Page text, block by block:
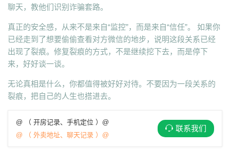
聊天，教他们识别诈骗套路。
真正的安全感，从来不是来自“监控”，而是来自“信任”。 如果你
已经走到了想要偷偷查看对方微信的地步，说明这段关系已经
出现了裂痕。修复裂痕的方式，不是继续挖下去，而是停下
来，好好谈一谈。
无论真相是什么，你都值得被好好对待。不要因为一段关系的
裂痕，把自己的人生也搭进去。
@ （ 开房记录、手机定位 ）@
@ （ 外卖地址、聊天记录 ）@
联系我们